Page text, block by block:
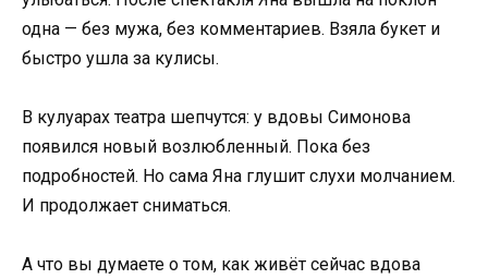
одна — без мужа, без комментариев. Взяла букет и
быстро ушла за кулисы.
В кулуарах театра шепчутся: у вдовы Симонова
появился новый возлюбленный. Пока без
подробностей. Но сама Яна глушит слухи молчанием.
И продолжает сниматься.
А что вы думаете о том, как живёт сейчас вдова